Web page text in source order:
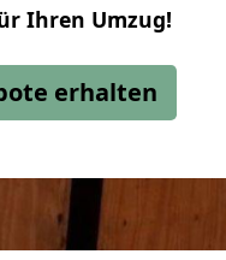
Ihren Umzug!
erhalten